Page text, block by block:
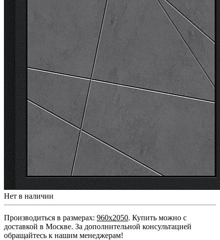
Нет в наличии
Производиться в размерах: 960x2050. Купить можно с
доставкой в Москве. За дополнительной консультацией
обращайтесь к нашим менеджерам!